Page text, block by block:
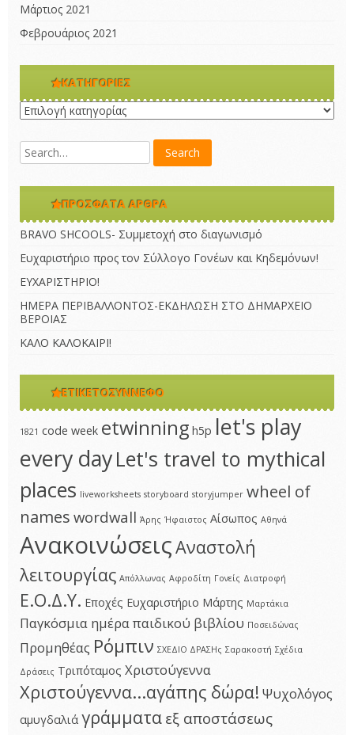
Μάρτιος 2021
Φεβρουάριος 2021
KΑΤΗΓΟΡΊΕΣ
Kατηγορίες
ΠΡΌΣΦΑΤΑ ΆΡΘΡΑ
BRAVO SHCOOLS- Συμμετοχή στο διαγωνισμό
Ευχαριστήριο προς τον Σύλλογο Γονέων και Κηδεμόνων!
ΕΥΧΑΡΙΣΤΗΡΙΟ!
ΗΜΕΡΑ ΠΕΡΙΒΑΛΛΟΝΤΟΣ-ΕΚΔΗΛΩΣΗ ΣΤΟ ΔΗΜΑΡΧΕΙΟ
ΒΕΡΟΙΑΣ
ΚΑΛΟ ΚΑΛΟΚΑΙΡΙ!
ΕΤΙΚΕΤΟΣΎΝΝΕΦΟ
1821 code week etwinning h5p let's play
every dayLet's travel to mythical
places liveworksheets storyboard storyjumper wheel of
names wordwall Άρης Ήφαιστος Αίσωπος Αθηνά
ΑνακοινώσειςΑναστολή
λειτουργίας Απόλλωνας Αφροδίτη Γονείς Διατροφή
Ε.Ο.Δ.Υ. Εποχές Ευχαριστήριο Μάρτης Μαρτάκια
Παγκόσμια ημέρα παιδικού βιβλίου Ποσειδώνας
Προμηθέας Ρόμπιν ΣΧΕΔΙΟ ΔΡΑΣΗς Σαρακοστή Σχέδια
Δράσεις Τριπόταμος Χριστούγεννα
Χριστούγεννα...αγάπης δώρα! Ψυχολόγος
αμυγδαλιά γράμματα εξ αποστάσεως